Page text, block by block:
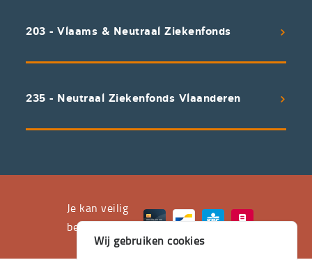
voorwaarden
uitstekend
waarvan
203 - Vlaams & Neutraal Ziekenfonds
235 - Neutraal Ziekenfonds Vlaanderen
Je kan veilig
betalen met
Wij gebruiken cookies